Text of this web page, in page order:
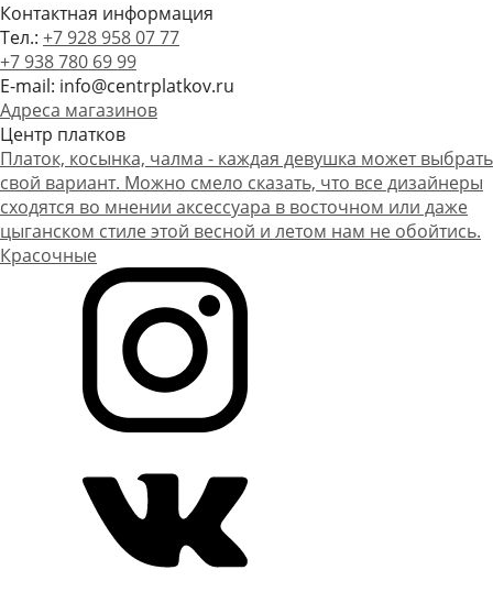
Контактная информация
Тел.: +7 928 958 07 77
+7 938 780 69 99
E-mail: info@centrplatkov.ru
Адреса магазинов
Центр платков
Платок, косынка, чалма - каждая девушка может выбрать
свой вариант. Можно смело сказать, что все дизайнеры
сходятся во мнении аксессуара в восточном или даже
цыганском стиле этой весной и летом нам не обойтись.
Красочные